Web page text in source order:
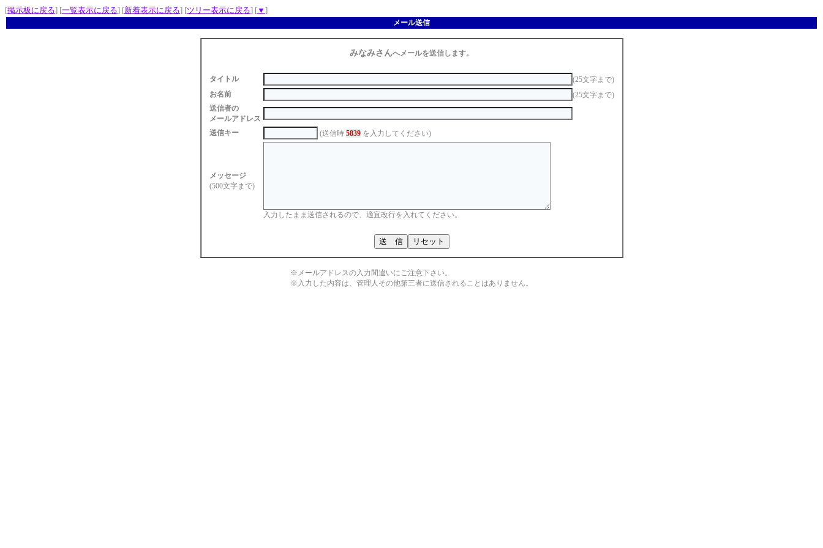
[掲示板に戻る] [一覧表示に戻る] [新着表示に戻る] [ツリー表示に戻る] [▼ ]
メール送信
みなみさんへメールを送信します。
タイトル
(25文字まで)
お名前
(25文字まで)
送信者の
メールアドレス
送信キー
(送信時 5839を入力してください)
メッセージ
(500文字まで)
入力したまま送信されるので、適宜改行を入れてください。
※メールアドレスの入力間違いにご注意下さい。
※入力した内容は、管理人その他第三者に送信されることはありません。